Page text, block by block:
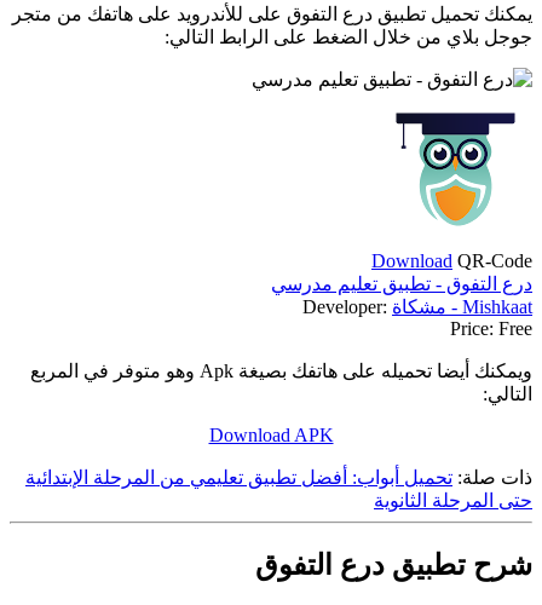
يمكنك تحميل تطبيق درع التفوق على للأندرويد على هاتفك من متجر
جوجل بلاي من خلال الضغط على الرابط التالي:
Download QR-Code
درع التفوق - تطبيق تعليم مدرسي
Developer:
Mishkaat - مشكاة
Price: Free
ويمكنك أيضا تحميله على هاتفك بصيغة Apk وهو متوفر في المربع
التالي:
Download APK
ذات صلة: تحميل أبواب: أفضل تطبيق تعليمي من المرحلة الإبتدائية
حتى المرحلة الثانوية
شرح تطبيق درع التفوق